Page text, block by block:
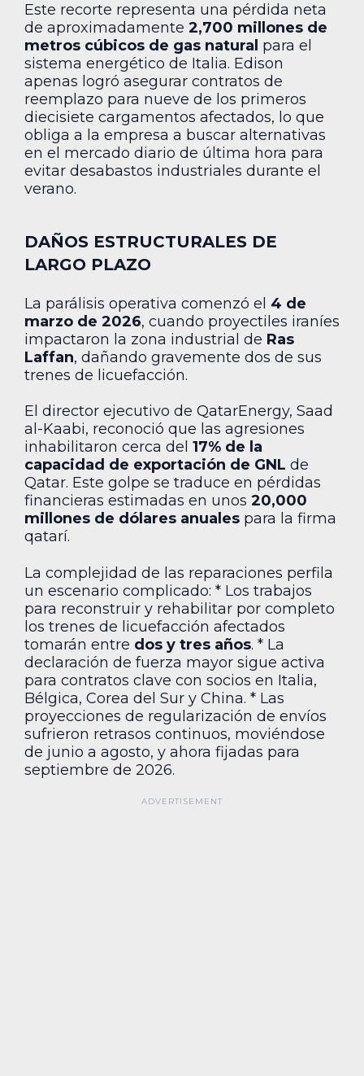
Este recorte representa una pérdida neta
de aproximadamente 2,700 millones de
metros cúbicos de gas natural para el
sistema energético de Italia. Edison
apenas logró asegurar contratos de
reemplazo para nueve de los primeros
diecisiete cargamentos afectados, lo que
obliga a la empresa a buscar alternativas
en el mercado diario de última hora para
evitar desabastos industriales durante el
verano.
DAÑOS ESTRUCTURALES DE
LARGO PLAZO
La parálisis operativa comenzó el 4 de
marzo de 2026, cuando proyectiles iraníes
impactaron la zona industrial de Ras
Laffan, dañando gravemente dos de sus
trenes de licuefacción.
El director ejecutivo de QatarEnergy, Saad
al-Kaabi, reconoció que las agresiones
inhabilitaron cerca del 17% de la
capacidad de exportación de GNL de
Qatar. Este golpe se traduce en pérdidas
financieras estimadas en unos 20,000
millones de dólares anuales para la firma
qatarí.
La complejidad de las reparaciones perfila
un escenario complicado: * Los trabajos
para reconstruir y rehabilitar por completo
los trenes de licuefacción afectados
tomarán entre dos y tres años. * La
declaración de fuerza mayor sigue activa
para contratos clave con socios en Italia,
Bélgica, Corea del Sur y China. * Las
proyecciones de regularización de envíos
sufrieron retrasos continuos, moviéndose
de junio a agosto, y ahora fijadas para
septiembre de 2026.